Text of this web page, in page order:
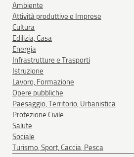
Ambiente
Attività produttive e Imprese
Cultura
Edilizia, Casa
Energia
Infrastrutture e Trasporti
Istruzione
Lavoro, Formazione
Opere pubbliche
Paesaggio, Territorio, Urbanistica
Protezione Civile
Salute
Sociale
Turismo, Sport, Caccia, Pesca